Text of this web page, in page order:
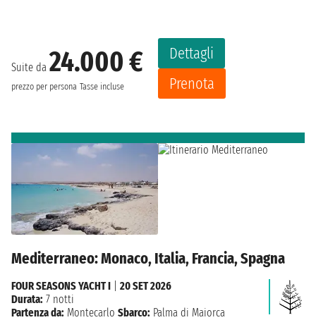
Suite da 24.000 €
prezzo per persona Tasse incluse
Dettagli
Prenota
Mediterraneo: Monaco, Italia, Francia, Spagna
FOUR SEASONS YACHT I
20 SET 2026
Durata: 7 notti
Partenza da: Montecarlo Sbarco: Palma di Maiorca